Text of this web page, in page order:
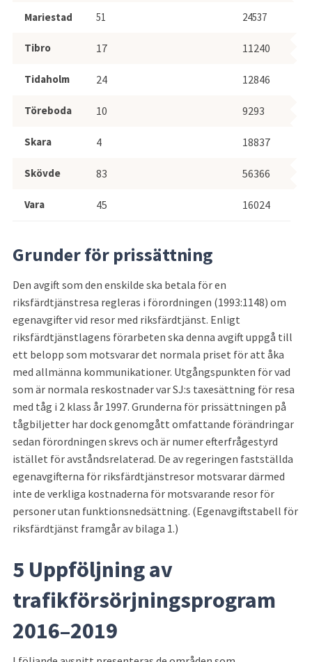
Mariestad 51 24537
Tibro 17 11240
Tidaholm 24 12846
Töreboda 10 9293
Skara 4 18837
Skövde 83 56366
Vara 45 16024
Grunder för prissättning
Den avgift som den enskilde ska betala för en
riksfärdtjänstresa regleras i förordningen (1993:1148) om
egenavgifter vid resor med riksfärdtjänst. Enligt
riksfärdtjänstlagens förarbeten ska denna avgift uppgå till
ett belopp som motsvarar det normala priset för att åka
med allmänna kommunikationer. Utgångspunkten för vad
som är normala reskostnader var SJ:s taxesättning för resa
med tåg i 2 klass år 1997. Grunderna för prissättningen på
tågbiljetter har dock genomgått omfattande förändringar
sedan förordningen skrevs och är numer efterfrågestyrd
istället för avståndsrelaterad. De av regeringen fastställda
egenavgifterna för riksfärdtjänstresor motsvarar därmed
inte de verkliga kostnaderna för motsvarande resor för
personer utan funktionsnedsättning. (Egenavgiftstabell för
riksfärdtjänst framgår av bilaga 1.)
5 Uppföljning av
trafikförsörjningsprogram
2016–2019